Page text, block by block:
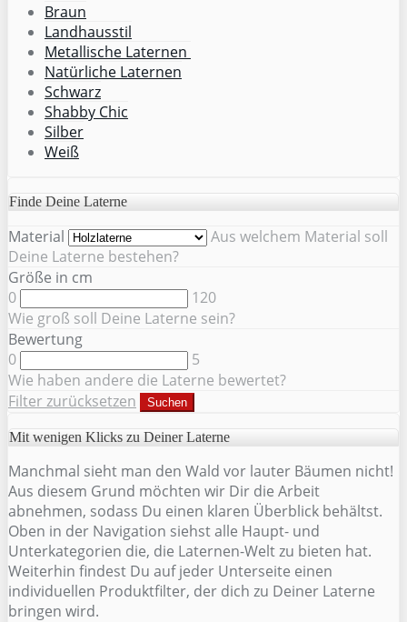
Braun
Landhausstil
Metallische Laternen
Natürliche Laternen
Schwarz
Shabby Chic
Silber
Weiß
Finde Deine Laterne
Material
Aus welchem Material soll
Deine Laterne bestehen?
Größe in cm
0
120
Wie groß soll Deine Laterne sein?
Bewertung
0
5
Wie haben andere die Laterne bewertet?
Filter zurücksetzen
Suchen
Mit wenigen Klicks zu Deiner Laterne
Manchmal sieht man den Wald vor lauter Bäumen nicht!
Aus diesem Grund möchten wir Dir die Arbeit
abnehmen, sodass Du einen klaren Überblick behältst.
Oben in der Navigation siehst alle Haupt- und
Unterkategorien die, die Laternen-Welt zu bieten hat.
Weiterhin findest Du auf jeder Unterseite einen
individuellen Produktfilter, der dich zu Deiner Laterne
bringen wird.